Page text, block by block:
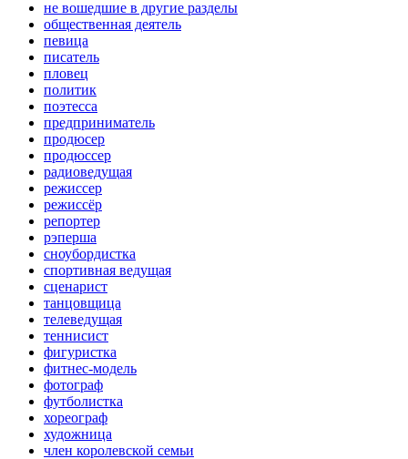
не вошедшие в другие разделы
общественная деятель
певица
писатель
пловец
политик
поэтесса
предприниматель
продюсер
продюссер
радиоведущая
режиссер
режиссёр
репортер
рэперша
сноубордистка
спортивная ведущая
сценарист
танцовщица
телеведущая
теннисист
фигуристка
фитнес-модель
фотограф
футболистка
хореограф
художница
член королевской семьи